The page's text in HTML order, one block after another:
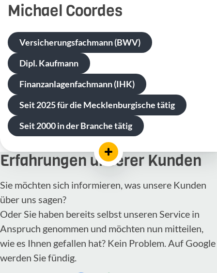
Michael Coordes
Versicherungsfachmann (BWV)
Dipl. Kaufmann
Finanzanlagenfachmann (IHK)
Seit 2025 für die Mecklenburgische tätig
Seit 2000 in der Branche tätig
Erfahrungen unserer Kunden
Sie möchten sich informieren, was unsere Kunden
über uns sagen?
Oder Sie haben bereits selbst unseren Service in
Anspruch genommen und möchten nun mitteilen,
wie es Ihnen gefallen hat? Kein Problem. Auf Google
werden Sie fündig.